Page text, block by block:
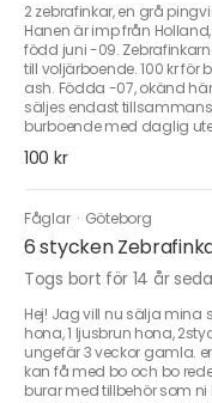
2 zebrafinkar, en grå
Hanen är imp från
född juni -09.
till voljärboende. 100 kr för
ash. Födda -07, okänd
säljes endast
burboende med daglig
100 kr
Fåglar · Göteborg
6 stycken
Togs bort för 14 år
Hej! Jag vill nu sälja mina
hona, 1 ljusbrun hona,
ungefär 3 veckor gamla.
kan få med bo och bo
burar med tillbehör som